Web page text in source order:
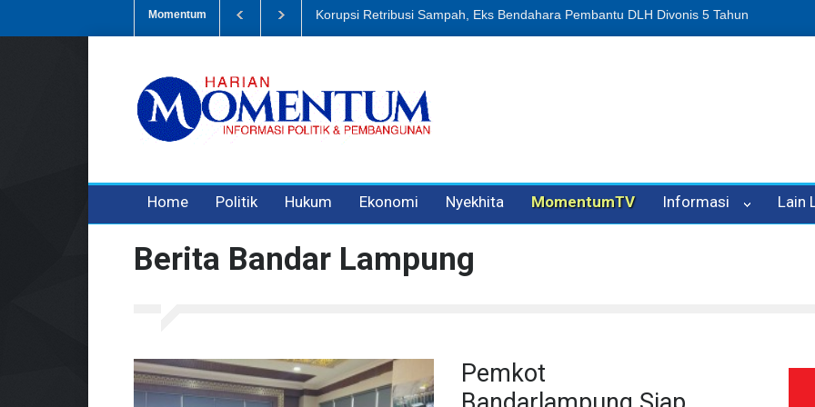
Momentum Dugaan Penipuan Oleh Oknum Kadis, Kuasa Hukum Pelapor Desak Polisi Tetapkan P-
Home Politik Hukum Ekonomi Nyekhita MomentumTV Informasi Lain
Berita Bandar Lampung
Pemkot